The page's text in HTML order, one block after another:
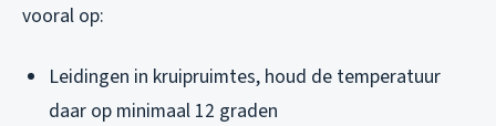
vooral op:
Leidingen in kruipruimtes, houd de temperatuur
daar op minimaal 12 graden